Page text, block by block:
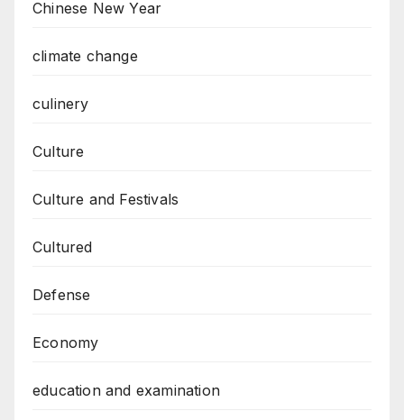
Chinese New Year
climate change
culinery
Culture
Culture and Festivals
Cultured
Defense
Economy
education and examination